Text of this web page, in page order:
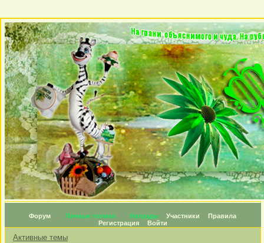
Форум Личные топики Награды Участники
Правила
Регистрация
Войти
Активные темы